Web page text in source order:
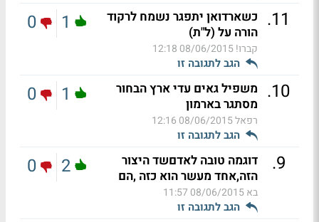
11
. כשארדואן יתפגר נשמח לרקוד
הורה על (ל"ת)
קברו!08/06/2015 12:18
הגב לתגובה זו
1
0
10
. משפיל גאים עדי ארץ הבחור
מסתגר בארמון
רפאל08/06/2015 12:16
הגב לתגובה זו
1
0
9
.
דוגמה טובה לאדםשד היצור
הזה,אחד מעשר הוא כזה ,הם
בא08/06/2015 11:57
הגב לתגובה זו
2
0